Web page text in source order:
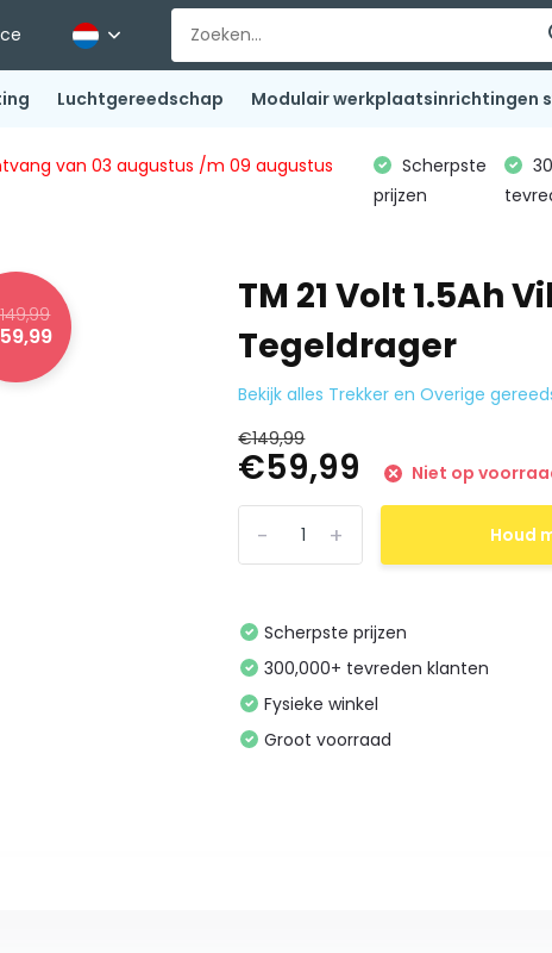
Luchtgereedschap Modulair werkplaatsinrichtingen
van 03 augustus /m 09 augustus
Scherpste
prijzen
TM 21 Volt 1.5Ah
Tegeldrager
Bekijk alles Trekker en Overige
€149,99
€59,99 Niet op
+
- Houd
Scherpste prijzen
300,000+ tevreden klanten
Fysieke winkel
Groot voorraad